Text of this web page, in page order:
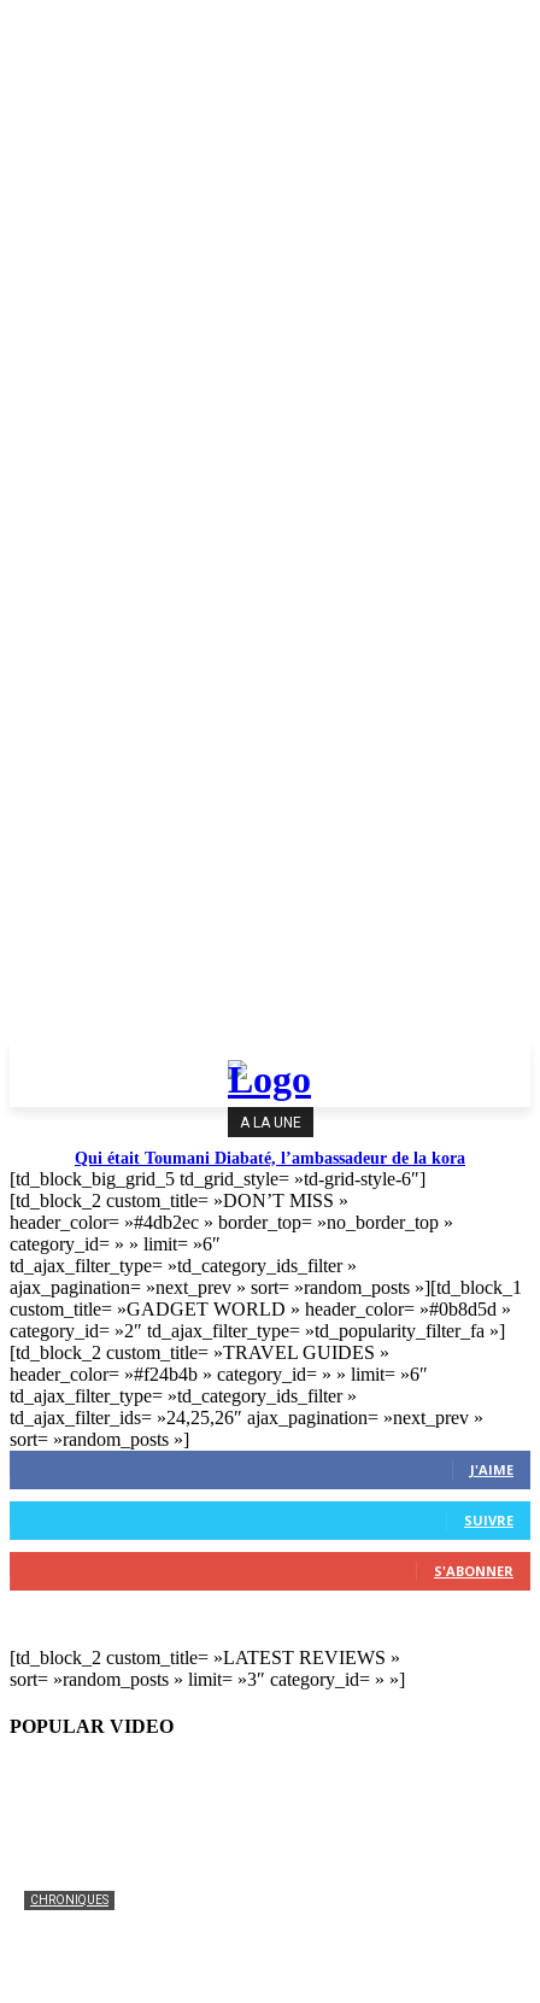
A LA UNE
Qui était Toumani Diabaté, l’ambassadeur de la kora
[td_block_big_grid_5 td_grid_style= »td-grid-style-6″]
[td_block_2 custom_title= »DON’T MISS »
header_color= »#4db2ec » border_top= »no_border_top »
category_id= » » limit= »6″
td_ajax_filter_type= »td_category_ids_filter »
ajax_pagination= »next_prev » sort= »random_posts »][td_block_1
custom_title= »GADGET WORLD » header_color= »#0b8d5d »
category_id= »2″ td_ajax_filter_type= »td_popularity_filter_fa »]
[td_block_2 custom_title= »TRAVEL GUIDES »
header_color= »#f24b4b » category_id= » » limit= »6″
td_ajax_filter_type= »td_category_ids_filter »
td_ajax_filter_ids= »24,25,26″ ajax_pagination= »next_prev »
sort= »random_posts »]
0 Fans
J'AIME
SUIVRE
S'ABONNER
[td_block_2 custom_title= »LATEST REVIEWS »
sort= »random_posts » limit= »3″ category_id= » »]
POPULAR VIDEO
CHRONIQUES